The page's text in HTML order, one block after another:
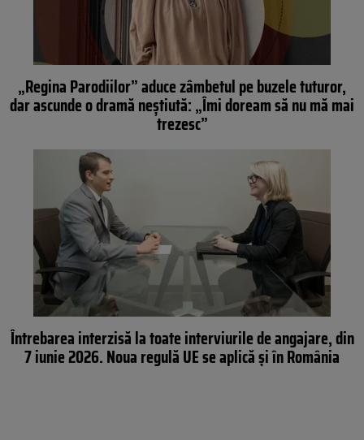
„Regina Parodiilor” aduce zâmbetul pe buzele tuturor,
dar ascunde o dramă neștiută: „Îmi doream să nu mă mai
trezesc”
Întrebarea interzisă la toate interviurile de angajare, din
7 iunie 2026. Noua regulă UE se aplică și în România